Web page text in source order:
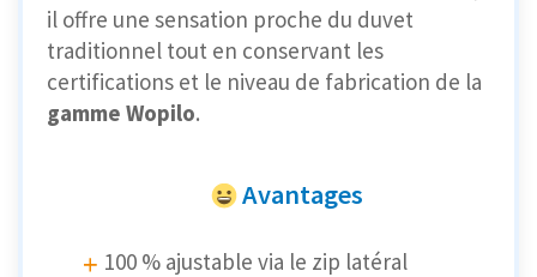
il offre une sensation proche du duvet
traditionnel tout en conservant les
certifications et le niveau de fabrication de la
gamme Wopilo.
Avantages
100 % ajustable via le zip latéral